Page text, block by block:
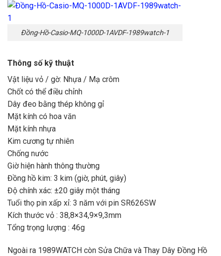
Đồng-Hồ-Casio-MQ-1000D-1AVDF-1989watch-1
Thông số kỹ thuật
Vật liệu vỏ / gờ: Nhựa / Mạ crôm
Chốt có thể điều chỉnh
Dây đeo bằng thép không gỉ
Mặt kính có hoa văn
Mặt kính nhựa
Kim cương tự nhiên
Chống nước
Giờ hiện hành thông thường
Đồng hồ kim: 3 kim (giờ, phút, giây)
Độ chính xác: ±20 giây một tháng
Tuổi thọ pin xấp xỉ: 3 năm với pin SR626SW
Kích thước vỏ : 38,8×34,9×9,3mm
Tổng trọng lượng : 46g
Ngoài ra 1989WATCH còn Sửa Chữa và Thay Dây Đồng Hồ